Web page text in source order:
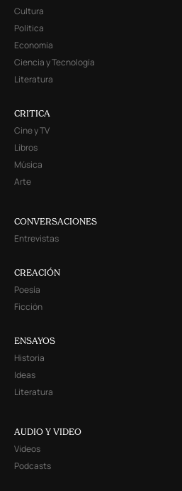
Cultura
Política
Economía
Ciencia y Tecnología
Literatura
CRITICA
Cine y TV
Libros
Música
Arte
CONVERSACIONES
Entrevistas
CREACIÓN
Poesía
Ficción
ENSAYOS
Historia
Ideas
Literatura
AUDIO Y VIDEO
Videos
Podcasts